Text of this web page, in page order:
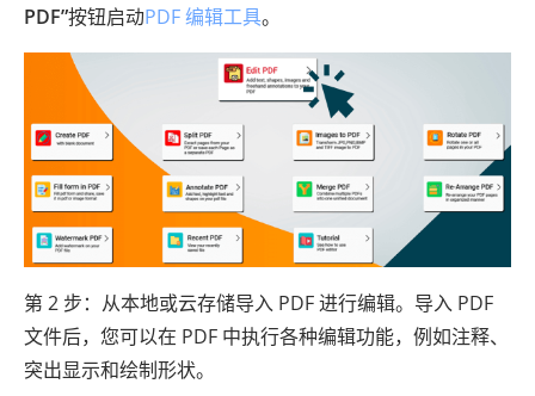
PDF”按钮启动PDF 编辑工具。
第 2 步：从本地或云存储导入 PDF 进行编辑。导入 PDF
文件后，您可以在 PDF 中执行各种编辑功能，例如注释、
突出显示和绘制形状。